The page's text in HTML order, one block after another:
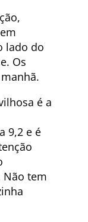
lado do
Os
é a
9,2 e é
Não tem